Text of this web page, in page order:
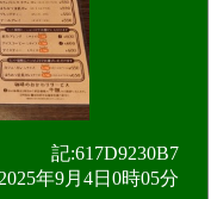
記:617D9230B7
2025年9月4日0時05分